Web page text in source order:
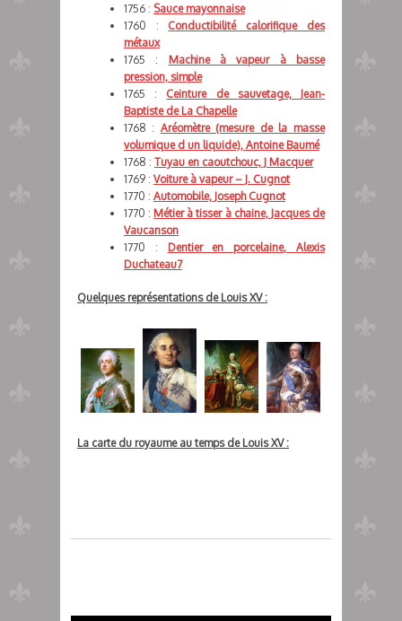
1756 : Sauce mayonnaise
1760 : Conductibilité calorifique des
métaux
1765 : Machine à vapeur à basse
pression, simple
1765 : Ceinture de sauvetage, Jean-
Baptiste de La Chapelle
1768 : Aréomètre (mesure de la masse
volumique d un liquide), Antoine Baumé
1768 : Tuyau en caoutchouc, J Macquer
1769 : Voiture à vapeur – J. Cugnot
1770 : Automobile, Joseph Cugnot
1770 : Métier à tisser à chaine, Jacques de
Vaucanson
1770 : Dentier en porcelaine, Alexis
Duchateau7
Quelques représentations de Louis XV :
La carte du royaume au temps de Louis XV :